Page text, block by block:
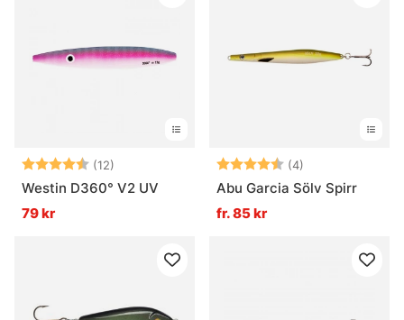
Betyg: (12)
4.7 utav 5 stjärnor
Westin D360° V2 UV
79 kr
Betyg: (4)
Abu Garcia Sölv Spirr
fr. 85 kr